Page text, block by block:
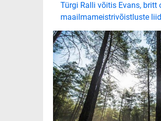
Türgi Ralli võitis Evans, britt
maailmameistrivõistluste